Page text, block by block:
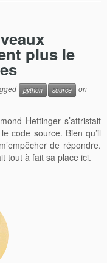
plus le
python source
on
Hettinger s’attristait
code source. Bien qu’il
de répondre.
tout à fait sa place ici.